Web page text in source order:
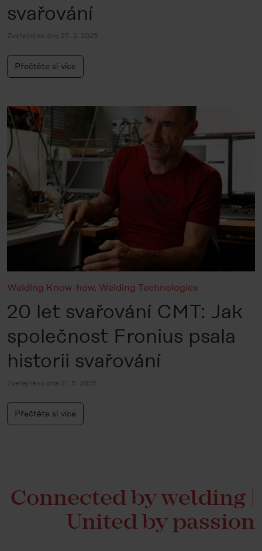
svařování
Zveřejněno dne 25. 2. 2025
Přečtěte si více
Welding Know-how, Welding Technologies
20 let svařování CMT: Jak
společnost Fronius psala
historii svařování
Zveřejněno dne 21. 5. 2025
Přečtěte si více
Connected by welding |
United by passion